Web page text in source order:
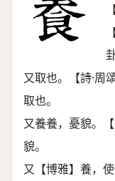
又取也。【詩·周
取也。
又養養，憂貌。
貌。
又【博雅】養，